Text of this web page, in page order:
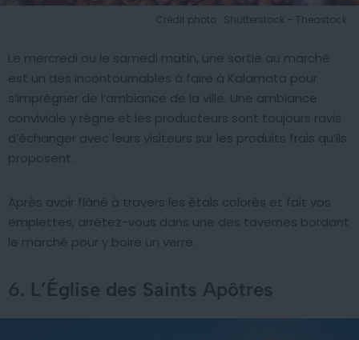
Crédit photo : Shutterstock – Theastock
Le mercredi ou le samedi matin, une sortie au marché
est un des incontournables à faire à Kalamata pour
s’imprégner de l’ambiance de la ville. Une ambiance
conviviale y règne et les producteurs sont toujours ravis
d’échanger avec leurs visiteurs sur les produits frais qu’ils
proposent.
Après avoir flâné à travers les étals colorés et fait vos
emplettes, arrêtez-vous dans une des tavernes bordant
le marché pour y boire un verre.
6. L’Église des Saints Apôtres